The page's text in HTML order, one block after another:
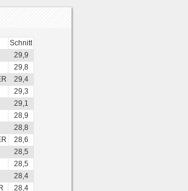
Schnitt
29,9
29,8
29,4
29,3
29,1
28,9
28,8
28,6
28,5
28,5
28,4
28,4